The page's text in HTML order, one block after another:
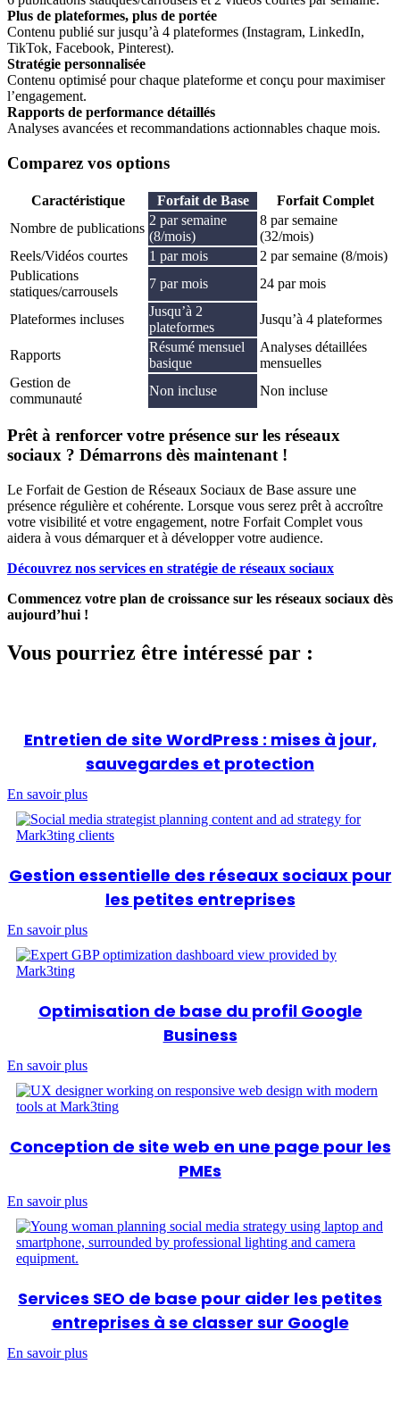
Plus de plateformes, plus de portée
Contenu publié sur jusqu’à 4 plateformes (Instagram, LinkedIn,
TikTok, Facebook, Pinterest).
Stratégie personnalisée
Contenu optimisé pour chaque plateforme et conçu pour maximiser
l’engagement.
Rapports de performance détaillés
Analyses avancées et recommandations actionnables chaque mois.
Comparez vos options
Caractéristique Forfait de Base
Forfait Complet
Nombre de publications
2 par semaine
(8/mois)
8 par semaine
(32/mois)
Reels/Vidéos courtes
1 par mois
2 par semaine (8/mois)
Publications
statiques/carrousels
7 par mois 24 par mois
Plateformes incluses
Jusqu’à 2
plateformes
Jusqu’à 4 plateformes
Rapports
Résumé mensuel
basique
Analyses détaillées
mensuelles
Gestion de
communauté
Non incluse Non incluse
Prêt à renforcer votre présence sur les réseaux
sociaux ? Démarrons dès maintenant !
Le Forfait de Gestion de Réseaux Sociaux de Base assure une
présence régulière et cohérente. Lorsque vous serez prêt à accroître
votre visibilité et votre engagement, notre Forfait Complet vous
aidera à vous démarquer et à développer votre audience.
Découvrez nos services en stratégie de réseaux sociaux
Commencez votre plan de croissance sur les réseaux sociaux dès
aujourd’hui !
Vous pourriez être intéressé par :
Entretien de site WordPress : mises à jour,
sauvegardes et protection
En savoir plus
Gestion essentielle des réseaux sociaux pour
les petites entreprises
En savoir plus
Optimisation de base du profil Google
Business
En savoir plus
Conception de site web en une page pour les
PMEs
En savoir plus
Services SEO de base pour aider les petites
entreprises à se classer sur Google
En savoir plus